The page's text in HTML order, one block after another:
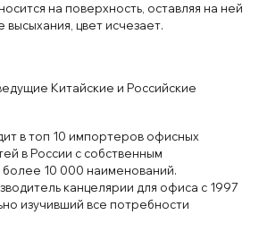
на поверхность, оставляя на ней
цвет исчезает.
Китайские и Российские
в топ 10 импортеров офисных
в России с собственным
более 10 000 наименований.
канцелярии для офиса с 1997
изучивший все потребности